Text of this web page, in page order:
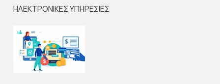
ΗΛΕΚΤΡΟΝΙΚΕΣ ΥΠΗΡΕΣΙΕΣ